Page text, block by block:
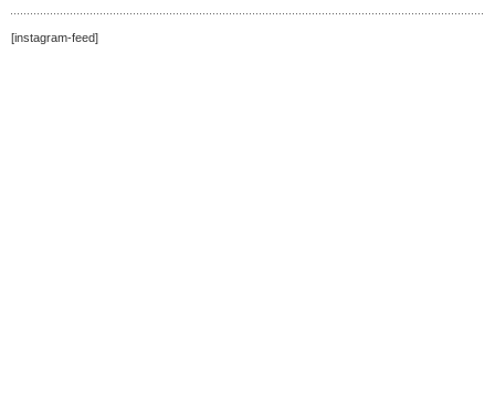
[instagram-feed]